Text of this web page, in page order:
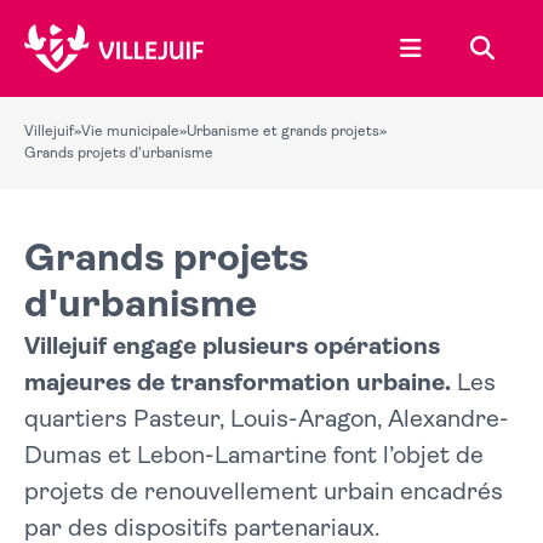
Ouvrir le
Villejuif»Vie municipale»Urbanisme et grands projets»
Grands projets d'urbanisme
Grands projets
d'urbanisme
Villejuif engage plusieurs opérations
majeures de transformation urbaine. Les
quartiers Pasteur, Louis-Aragon, Alexandre-
Dumas et Lebon-Lamartine font l’objet de
projets de renouvellement urbain encadrés
par des dispositifs partenariaux.